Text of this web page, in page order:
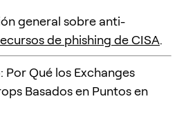
general sobre anti-
de phishing de CISA.
Qué los Exchanges
Basados en Puntos en